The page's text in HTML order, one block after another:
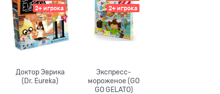
2+ игрока
Доктор Эврика
(Dr. Eureka)
2+ игрока
Экспресс-
мороженое (GO
GO GELATO)